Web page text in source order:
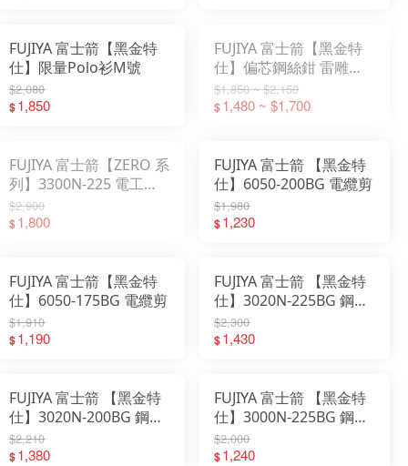
FUJIYA 富士箭【黑金特
仕】限量Polo衫M號
$2,080
$1,850
FUJIYA 富士箭【黑金特
仕】偏芯鋼絲鉗 雷雕設
計
$1,850 ~ $2,150
$1,480 ~ $1,700
FUJIYA 富士箭【ZERO 系
列】3300N-225 電工職
人鋼絲鉗
$2,900
$1,800
FUJIYA 富士箭 【黑金特
仕】6050-200BG 電纜剪
$1,980
$1,230
FUJIYA 富士箭【黑金特
仕】6050-175BG 電纜剪
$1,910
$1,190
FUJIYA 富士箭 【黑金特
仕】3020N-225BG 鋼絲
鉗 牙條修正
$2,300
$1,430
FUJIYA 富士箭 【黑金特
仕】3020N-200BG 鋼絲
鉗 牙條修正
$2,210
$1,380
FUJIYA 富士箭 【黑金特
仕】3000N-225BG 鋼絲
鉗
$2,000
$1,240